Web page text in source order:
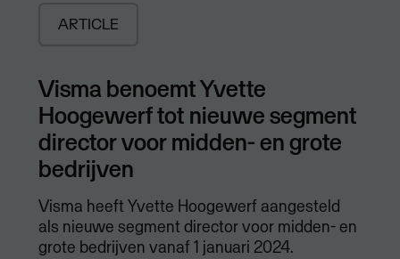
ARTICLE
Visma benoemt Yvette
Hoogewerf tot nieuwe segment
director voor midden- en grote
bedrijven
Visma heeft Yvette Hoogewerf aangesteld
als nieuwe segment director voor midden- en
grote bedrijven vanaf 1 januari 2024.